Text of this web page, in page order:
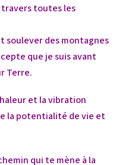
travers toutes les
soulever des montagnes
que je suis avant
Terre.
et la vibration
la potentialité de vie et
qui te mène à la